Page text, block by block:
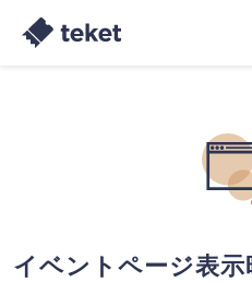
イベントページ表